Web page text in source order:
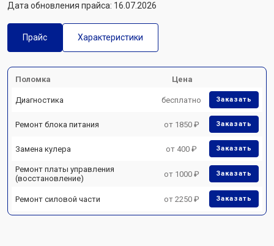
Дата обновления прайса: 16.07.2026
Прайс Характеристики
Поломка Цена
Диагностика бесплатно Заказать
Ремонт блока питания от 1850 ₽ Заказать
Замена кулера от 400 ₽ Заказать
Ремонт платы управления
(восстановление)
от 1000 ₽ Заказать
Ремонт силовой части от 2250 ₽ Заказать